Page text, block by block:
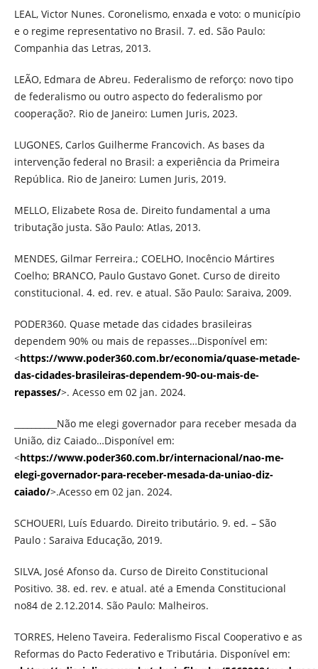
LEAL, Victor Nunes. Coronelismo, enxada e voto: o município
e o regime representativo no Brasil. 7. ed. São Paulo:
Companhia das Letras, 2013.
LEÃO, Edmara de Abreu. Federalismo de reforço: novo tipo
de federalismo ou outro aspecto do federalismo por
cooperação?. Rio de Janeiro: Lumen Juris, 2023.
LUGONES, Carlos Guilherme Francovich. As bases da
intervenção federal no Brasil: a experiência da Primeira
República. Rio de Janeiro: Lumen Juris, 2019.
MELLO, Elizabete Rosa de. Direito fundamental a uma
tributação justa. São Paulo: Atlas, 2013.
MENDES, Gilmar Ferreira.; COELHO, Inocêncio Mártires
Coelho; BRANCO, Paulo Gustavo Gonet. Curso de direito
constitucional. 4. ed. rev. e atual. São Paulo: Saraiva, 2009.
PODER360. Quase metade das cidades brasileiras
dependem 90% ou mais de repasses…Disponível em:
<https://www.poder360.com.br/economia/quase-metade-
das-cidades-brasileiras-dependem-90-ou-mais-de-
repasses/>. Acesso em 02 jan. 2024.
__________Não me elegi governador para receber mesada da
União, diz Caiado…Disponível em:
<https://www.poder360.com.br/internacional/nao-me-
elegi-governador-para-receber-mesada-da-uniao-diz-
caiado/>.Acesso em 02 jan. 2024.
SCHOUERI, Luís Eduardo. Direito tributário. 9. ed. – São
Paulo : Saraiva Educação, 2019.
SILVA, José Afonso da. Curso de Direito Constitucional
Positivo. 38. ed. rev. e atual. até a Emenda Constitucional
no84 de 2.12.2014. São Paulo: Malheiros.
TORRES, Heleno Taveira. Federalismo Fiscal Cooperativo e as
Reformas do Pacto Federativo e Tributária. Disponível em: